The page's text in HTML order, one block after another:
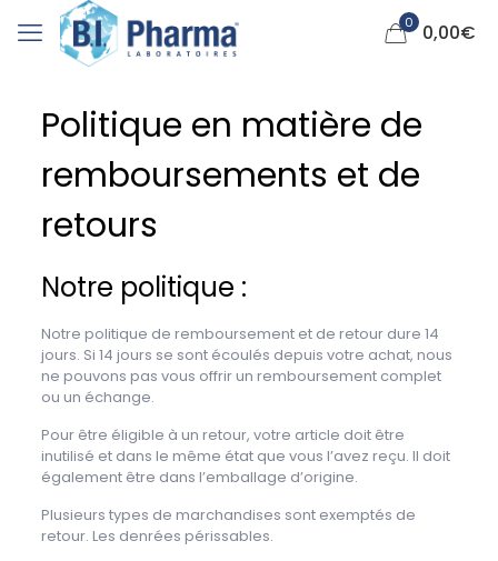
0 0,00€
Politique en matière de
remboursements et de
retours
Notre politique :
Notre politique de remboursement et de retour dure 14
jours. Si 14 jours se sont écoulés depuis votre achat, nous
ne pouvons pas vous offrir un remboursement complet
ou un échange.
Pour être éligible à un retour, votre article doit être
inutilisé et dans le même état que vous l’avez reçu. Il doit
également être dans l’emballage d’origine.
Plusieurs types de marchandises sont exemptés de
retour. Les denrées périssables.